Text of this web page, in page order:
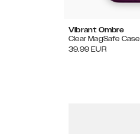
Vibrant Ombre
Clear MagSafe Case
39.99 EUR